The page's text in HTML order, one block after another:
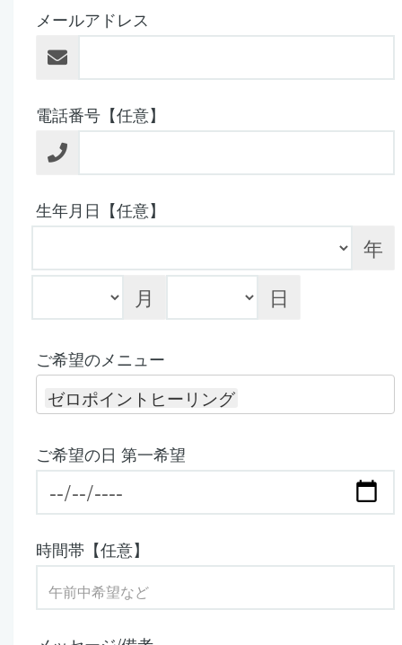
メールアドレス
電話番号【任意】
生年月日【任意】
年
月
日
ご希望のメニュー
ゼロポイントヒーリング
ご希望の日 第一希望
時間帯【任意】